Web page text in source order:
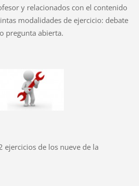
y relacionados con el contenido
modalidades de ejercicio: debate
pregunta abierta.
ejercicios de los nueve de la